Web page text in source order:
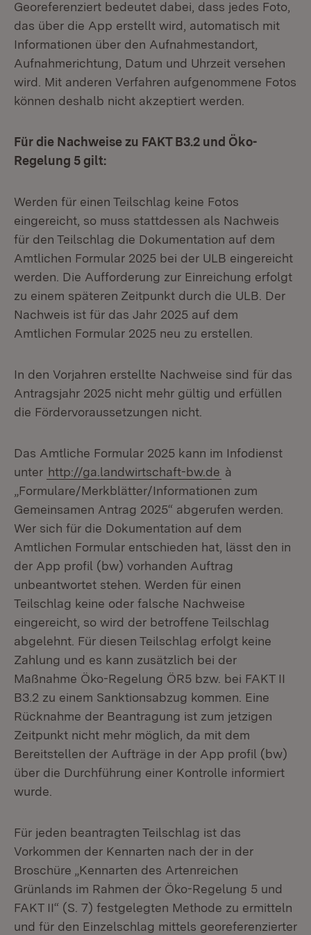
Georeferenziert bedeutet dabei, dass jedes Foto,
das über die App erstellt wird, automatisch mit
Informationen über den Aufnahmestandort,
Aufnahmerichtung, Datum und Uhrzeit versehen
wird. Mit anderen Verfahren aufgenommene Fotos
können deshalb nicht akzeptiert werden.
Für die Nachweise zu FAKT B3.2 und Öko-
Regelung 5 gilt:
Werden für einen Teilschlag keine Fotos
eingereicht, so muss stattdessen als Nachweis
für den Teilschlag die Dokumentation auf dem
Amtlichen Formular 2025 bei der ULB eingereicht
werden. Die Aufforderung zur Einreichung erfolgt
zu einem späteren Zeitpunkt durch die ULB. Der
Nachweis ist für das Jahr 2025 auf dem
Amtlichen Formular 2025 neu zu erstellen.
In den Vorjahren erstellte Nachweise sind für das
Antragsjahr 2025 nicht mehr gültig und erfüllen
die Fördervoraussetzungen nicht.
Das Amtliche Formular 2025 kann im Infodienst
unter http://ga.landwirtschaft-bw.de à
„Formulare/Merkblätter/Informationen zum
Gemeinsamen Antrag 2025“ abgerufen werden.
Wer sich für die Dokumentation auf dem
Amtlichen Formular entschieden hat, lässt den in
der App profil (bw) vorhanden Auftrag
unbeantwortet stehen. Werden für einen
Teilschlag keine oder falsche Nachweise
eingereicht, so wird der betroffene Teilschlag
abgelehnt. Für diesen Teilschlag erfolgt keine
Zahlung und es kann zusätzlich bei der
Maßnahme Öko-Regelung ÖR5 bzw. bei FAKT II
B3.2 zu einem Sanktionsabzug kommen. Eine
Rücknahme der Beantragung ist zum jetzigen
Zeitpunkt nicht mehr möglich, da mit dem
Bereitstellen der Aufträge in der App profil (bw)
über die Durchführung einer Kontrolle informiert
wurde.
Für jeden beantragten Teilschlag ist das
Vorkommen der Kennarten nach der in der
Broschüre „Kennarten des Artenreichen
Grünlands im Rahmen der Öko-Regelung 5 und
FAKT II“ (S. 7) festgelegten Methode zu ermitteln
und für den Einzelschlag mittels georeferenzierter